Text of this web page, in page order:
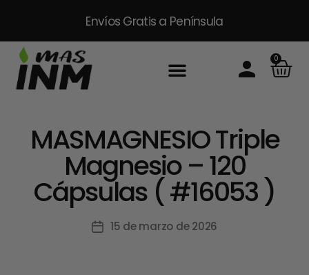
Envíos Gratis a Península
0
MASMAGNESIO Triple
Magnesio – 120
Cápsulas ( #16053 )
15 de marzo de 2026